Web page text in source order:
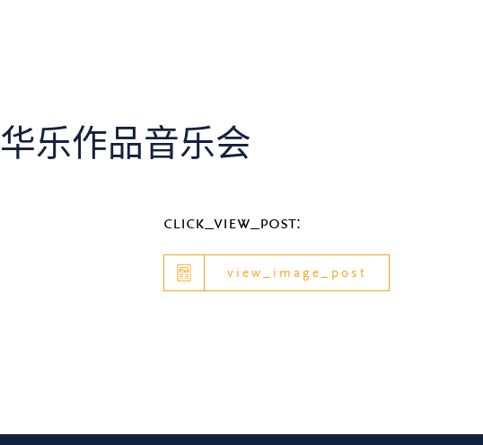
乐作品音乐会
click_view_post:
view_image_post